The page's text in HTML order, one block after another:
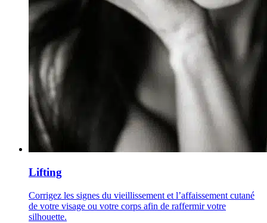
Lifting
Corrigez les signes du vieillissement et l’affaissement cutané
de votre visage ou votre corps afin de raffermir votre
silhouette.